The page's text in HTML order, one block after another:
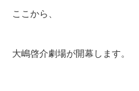
ここから、
大嶋啓介劇場が開幕します。